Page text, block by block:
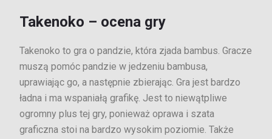
Takenoko – ocena gry
Takenoko to gra o pandzie, która zjada bambus. Gracze
muszą pomóc pandzie w jedzeniu bambusa,
uprawiając go, a następnie zbierając. Gra jest bardzo
ładna i ma wspaniałą grafikę. Jest to niewątpliwe
ogromny plus tej gry, ponieważ oprawa i szata
graficzna stoi na bardzo wysokim poziomie. Także